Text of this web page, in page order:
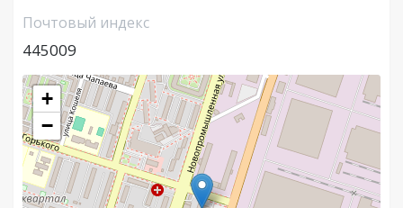
Почтовый индекс
445009
+
−